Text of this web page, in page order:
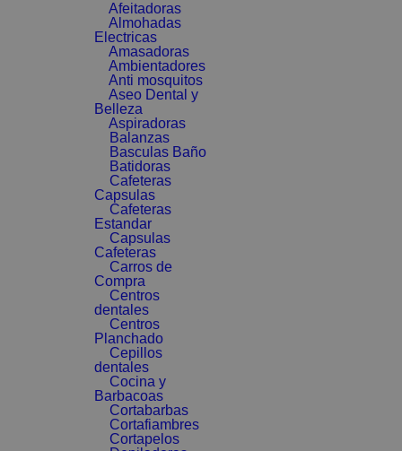
Afeitadoras
Almohadas
Electricas
Amasadoras
Ambientadores
Anti mosquitos
Aseo Dental y
Belleza
Aspiradoras
Balanzas
Basculas Baño
Batidoras
Cafeteras
Capsulas
Cafeteras
Estandar
Capsulas
Cafeteras
Carros de
Compra
Centros
dentales
Centros
Planchado
Cepillos
dentales
Cocina y
Barbacoas
Cortabarbas
Cortafiambres
Cortapelos